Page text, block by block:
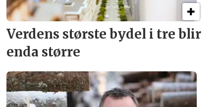
Verdens største bydel i tre blir
enda større